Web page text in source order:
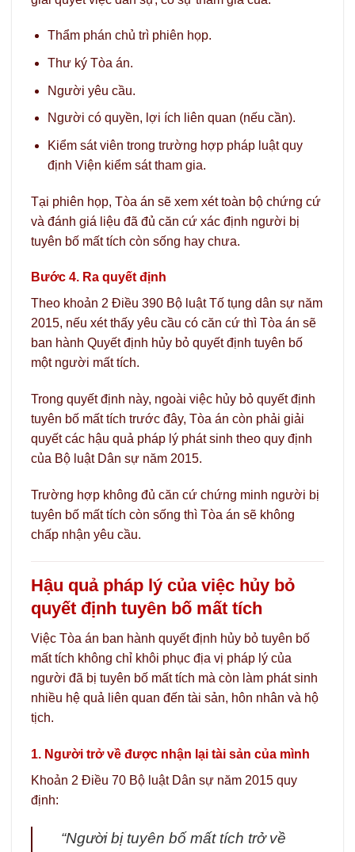
Thẩm phán chủ trì phiên họp.
Thư ký Tòa án.
Người yêu cầu.
Người có quyền, lợi ích liên quan (nếu cần).
Kiểm sát viên trong trường hợp pháp luật quy
định Viện kiểm sát tham gia.
Tại phiên họp, Tòa án sẽ xem xét toàn bộ chứng cứ
và đánh giá liệu đã đủ căn cứ xác định người bị
tuyên bố mất tích còn sống hay chưa.
Bước 4. Ra quyết định
Theo khoản 2 Điều 390 Bộ luật Tố tụng dân sự năm
2015, nếu xét thấy yêu cầu có căn cứ thì Tòa án sẽ
ban hành Quyết định hủy bỏ quyết định tuyên bố
một người mất tích.
Trong quyết định này, ngoài việc hủy bỏ quyết định
tuyên bố mất tích trước đây, Tòa án còn phải giải
quyết các hậu quả pháp lý phát sinh theo quy định
của Bộ luật Dân sự năm 2015.
Trường hợp không đủ căn cứ chứng minh người bị
tuyên bố mất tích còn sống thì Tòa án sẽ không
chấp nhận yêu cầu.
Hậu quả pháp lý của việc hủy bỏ
quyết định tuyên bố mất tích
Việc Tòa án ban hành quyết định hủy bỏ tuyên bố
mất tích không chỉ khôi phục địa vị pháp lý của
người đã bị tuyên bố mất tích mà còn làm phát sinh
nhiều hệ quả liên quan đến tài sản, hôn nhân và hộ
tịch.
1. Người trở về được nhận lại tài sản của mình
Khoản 2 Điều 70 Bộ luật Dân sự năm 2015 quy
định:
“Người bị tuyên bố mất tích trở về